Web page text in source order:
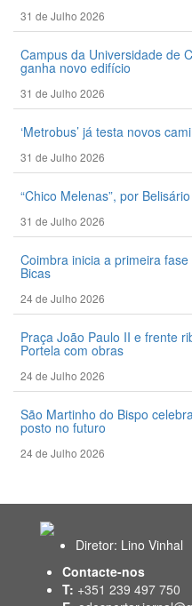
31 de Julho 2026
Campus da Universidade de
ganha novo edifício
31 de Julho 2026
‘Metrobus’ já testa novos
31 de Julho 2026
“Chico Melenas”, por
31 de Julho 2026
Coimbra inicia a primeira
Bicas
24 de Julho 2026
Praça João Paulo II e frente
Portela com obras
24 de Julho 2026
São Martinho do Bispo
posto no futuro
24 de Julho 2026
Diretor: Lino Vinhal
Contacte-nos
T: +351 239 497 750